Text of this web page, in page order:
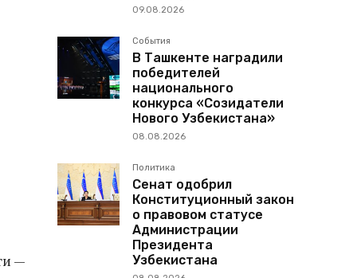
—
09.08.2026
События
В Ташкенте наградили
победителей
национального
конкурса «Созидатели
Нового Узбекистана»
08.08.2026
Политика
Сенат одобрил
Конституционный закон
о правовом статусе
Администрации
Президента
Узбекистана